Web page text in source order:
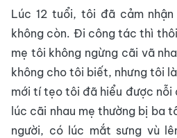
Lúc 12 tuổi, tôi đã cảm
không còn. Đi công tác thì
mẹ tôi không ngừng cãi vã
không cho tôi biết, nhưng tôi
mới tí tẹo tôi đã hiểu được nỗi
lúc cãi nhau mẹ thường bị ba
người, có lúc mắt sưng vù